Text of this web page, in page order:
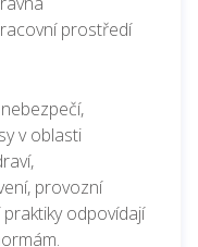
prostředí
v oblasti
provozní
odpovídají